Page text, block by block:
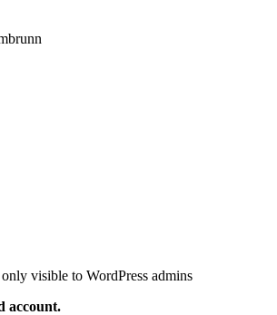
visible to WordPress admins
account.